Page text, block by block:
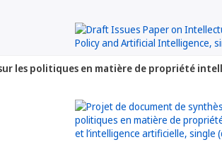
les politiques en matière de propriété